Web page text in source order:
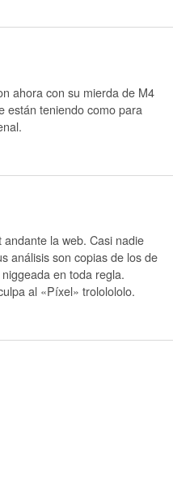
ahora con su mierda de M4
están teniendo como para
la web. Casi nadie
análisis son copias de los de
en toda regla.
al «Píxel» trololololo.